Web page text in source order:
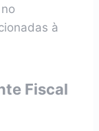
à
Fiscal